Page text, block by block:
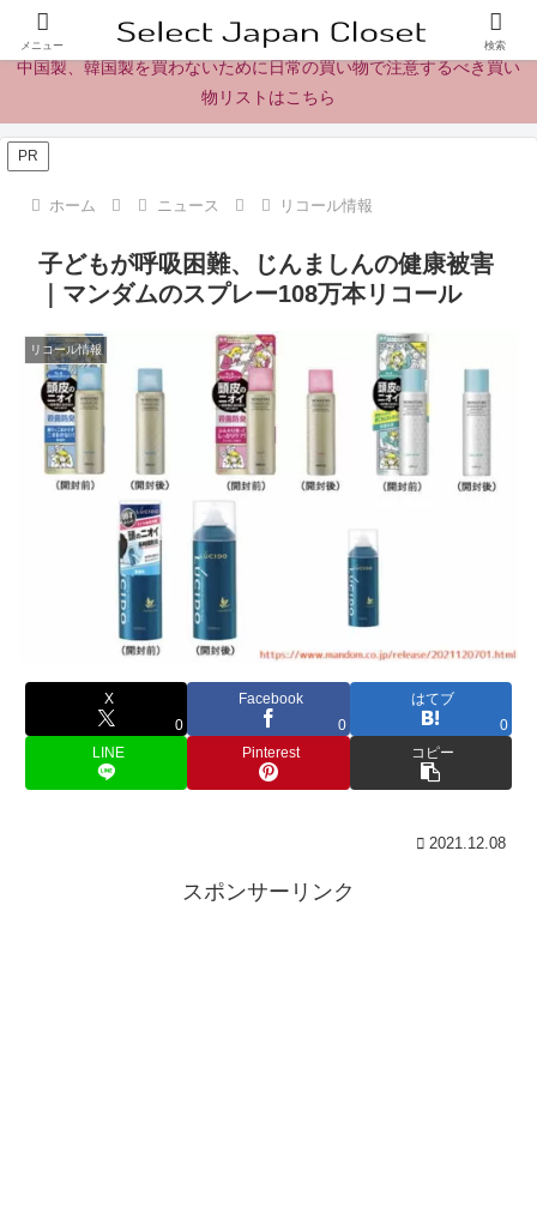
日本製の商品、製品、食品レビューとニュース
中国製、韓国製を買わないために日常の買い物で注意するべき買い
物リストはこちら
PR
ホーム ニュース リコール情報
子どもが呼吸困難、じんましんの健康被害
｜マンダムのスプレー108万本リコール
リコール情報
X
0
Facebook
0
はてブ
0
LINE
Pinterest コピー
2021.12.08
スポンサーリンク
メニュー 検索